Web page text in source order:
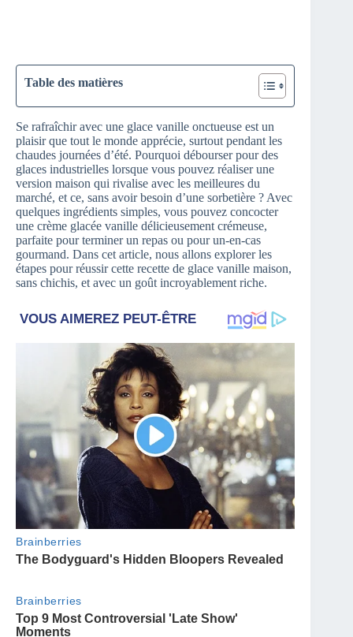
Table des matières
Se rafraîchir avec une glace vanille onctueuse est un
plaisir que tout le monde apprécie, surtout pendant les
chaudes journées d’été. Pourquoi débourser pour des
glaces industrielles lorsque vous pouvez réaliser une
version maison qui rivalise avec les meilleures du
marché, et ce, sans avoir besoin d’une sorbetière ? Avec
quelques ingrédients simples, vous pouvez concocter
une crème glacée vanille délicieusement crémeuse,
parfaite pour terminer un repas ou pour un-en-cas
gourmand. Dans cet article, nous allons explorer les
étapes pour réussir cette recette de glace vanille maison,
sans chichis, et avec un goût incroyablement riche.